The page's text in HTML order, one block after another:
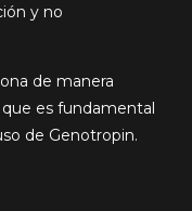
y no
de manera
es fundamental
de Genotropin.